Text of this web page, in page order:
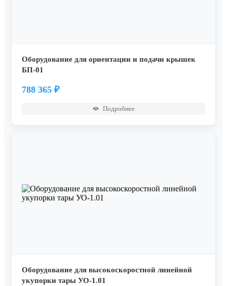
Оборудование для ориентации и подачи крышек
БП-01
788 365 ₽
Подробнее
Оборудование для высокоскоростной линейной
укупорки тары УО-1.01